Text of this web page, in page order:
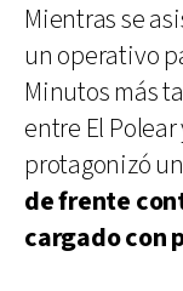
Mientras se
un operativo
Minutos más
entre El
protagonizó
de frente
cargado con